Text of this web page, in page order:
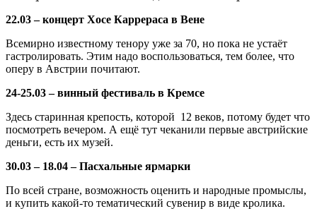
22.03 – концерт Хосе Каррераса в Вене
Всемирно известному тенору уже за 70, но пока не устаёт
гастролировать. Этим надо воспользоваться, тем более, что
оперу в Австрии почитают.
24-25.03 – винный фестиваль в Кремсе
Здесь старинная крепость, которой 12 веков, потому будет что
посмотреть вечером. А ещё тут чеканили первые австрийские
деньги, есть их музей.
30.03 – 18.04 – Пасхальные ярмарки
По всей стране, возможность оценить и народные промыслы,
и купить какой-то тематический сувенир в виде кролика.